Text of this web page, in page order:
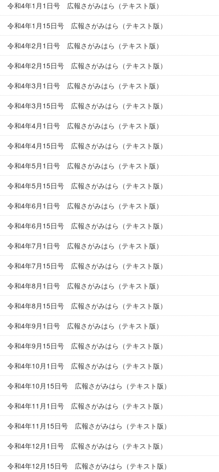
令和4年1月1日号 広報さがみはら（テキスト版）
令和4年1月15日号 広報さがみはら（テキスト版）
令和4年2月1日号 広報さがみはら（テキスト版）
令和4年2月15日号 広報さがみはら（テキスト版）
令和4年3月1日号 広報さがみはら（テキスト版）
令和4年3月15日号 広報さがみはら（テキスト版）
令和4年4月1日号 広報さがみはら（テキスト版）
令和4年4月15日号 広報さがみはら（テキスト版）
令和4年5月1日号 広報さがみはら（テキスト版）
令和4年5月15日号 広報さがみはら（テキスト版）
令和4年6月1日号 広報さがみはら（テキスト版）
令和4年6月15日号 広報さがみはら（テキスト版）
令和4年7月1日号 広報さがみはら（テキスト版）
令和4年7月15日号 広報さがみはら（テキスト版）
令和4年8月1日号 広報さがみはら（テキスト版）
令和4年8月15日号 広報さがみはら（テキスト版）
令和4年9月1日号 広報さがみはら（テキスト版）
令和4年9月15日号 広報さがみはら（テキスト版）
令和4年10月1日号 広報さがみはら（テキスト版）
令和4年10月15日号 広報さがみはら（テキスト版）
令和4年11月1日号 広報さがみはら（テキスト版）
令和4年11月15日号 広報さがみはら（テキスト版）
令和4年12月1日号 広報さがみはら（テキスト版）
令和4年12月15日号 広報さがみはら（テキスト版）